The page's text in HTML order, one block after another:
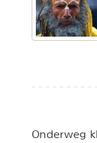
Onderweg